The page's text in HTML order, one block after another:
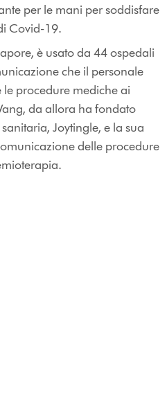
per le mani per soddisfare
Covid-19.
è usato da 44 ospedali
che il personale
procedure mediche ai
da allora ha fondato
Joytingle, e la sua
delle procedure